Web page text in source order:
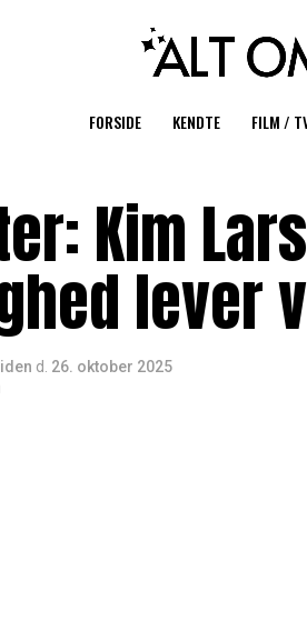
FORSIDE KENDTE FILM /
Kim
lever
d. 26. oktober 2025